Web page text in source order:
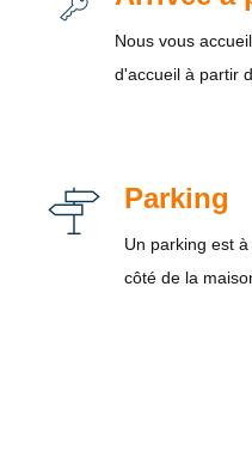
Nous vous
d'accueil à partir
Parking
Un parking est
côté de la